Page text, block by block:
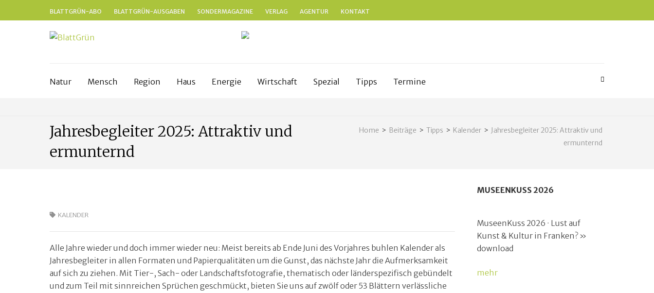
BLATTGRÜN-ABO BLATTGRÜN-AUSGABEN SONDERMAGAZINE VERLAG AGENTUR KONTAKT
Natur Mensch Region Haus Energie Wirtschaft Spezial Tipps Termine
Home > Beiträge > Tipps > Kalender > Jahresbegleiter 2025: Attraktiv und
ermunternd
Jahresbegleiter 2025: Attraktiv und
ermunternd
KALENDER
Alle Jahre wieder und doch immer wieder neu: Meist bereits ab Ende Juni des Vorjahres buhlen Kalender als
Jahresbegleiter in allen Formaten und Papierqualitäten um die Gunst, das nächste Jahr die Aufmerksamkeit
auf sich zu ziehen. Mit Tier-, Sach- oder Landschaftsfotografie, thematisch oder länderspezifisch gebündelt
und zum Teil mit sinnreichen Sprüchen geschmückt, bieten Sie uns auf zwölf oder 53 Blättern verlässliche
MUSEENKUSS 2026
MuseenKuss 2026 · Lust auf
Kunst & Kultur in Franken? »
download
mehr